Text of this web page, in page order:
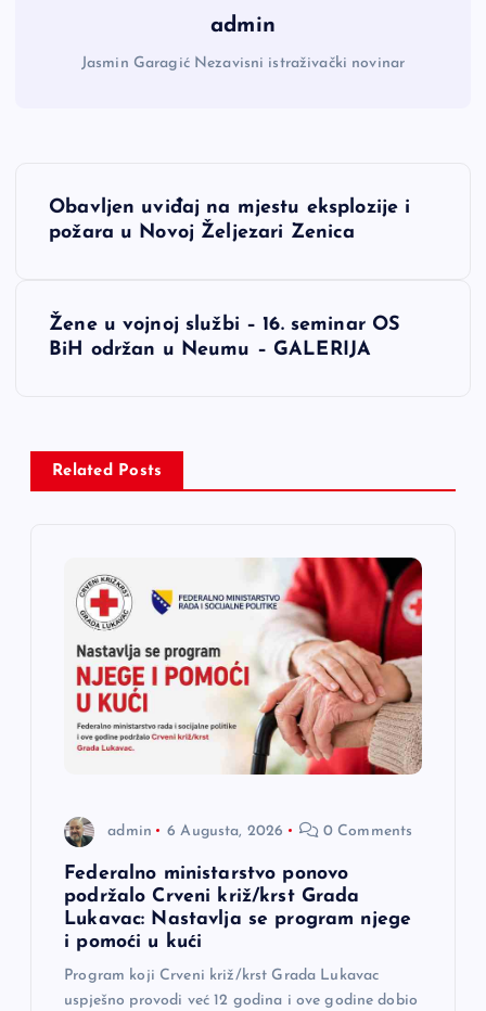
admin
Jasmin Garagić Nezavisni istraživački novinar
a
c
Obavljen uviđaj na mjestu eksplozije i
požara u Novoj Željezari Zenica
Žene u vojnoj službi – 16. seminar OS
BiH održan u Neumu – GALERIJA
Related Posts
admin 6 Augusta, 2026 0 Comments
Federalno ministarstvo ponovo
podržalo Crveni križ/krst Grada
Lukavac: Nastavlja se program njege
i pomoći u kući
Program koji Crveni križ/krst Grada Lukavac
uspješno provodi već 12 godina i ove godine dobio